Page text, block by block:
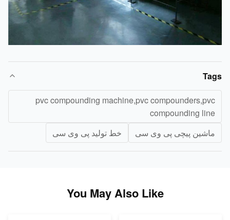
pvc compounding machine,pvc
compounding
پیچی پی وی سی
خط تولید پی وی سی
You May Also Like